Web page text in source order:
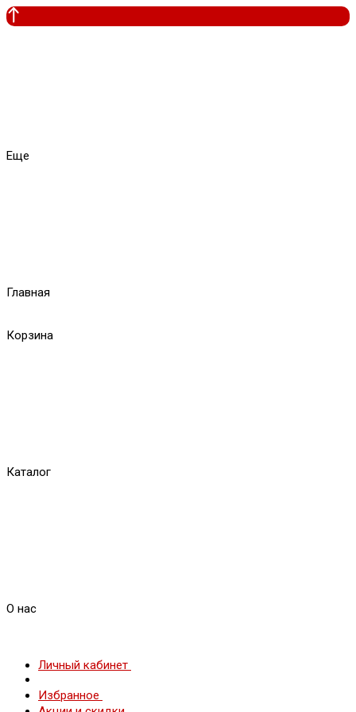
Еще
Главная
Корзина
Каталог
О нас
Личный кабинет
Избранное